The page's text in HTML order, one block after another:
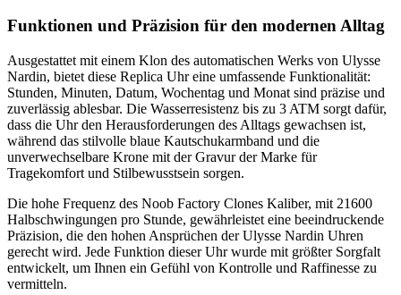
Funktionen und Präzision für den modernen Alltag
Ausgestattet mit einem Klon des automatischen Werks von Ulysse
Nardin, bietet diese Replica Uhr eine umfassende Funktionalität:
Stunden, Minuten, Datum, Wochentag und Monat sind präzise und
zuverlässig ablesbar. Die Wasserresistenz bis zu 3 ATM sorgt dafür,
dass die Uhr den Herausforderungen des Alltags gewachsen ist,
während das stilvolle blaue Kautschukarmband und die
unverwechselbare Krone mit der Gravur der Marke für
Tragekomfort und Stilbewusstsein sorgen.
Die hohe Frequenz des Noob Factory Clones Kaliber, mit 21600
Halbschwingungen pro Stunde, gewährleistet eine beeindruckende
Präzision, die den hohen Ansprüchen der Ulysse Nardin Uhren
gerecht wird. Jede Funktion dieser Uhr wurde mit größter Sorgfalt
entwickelt, um Ihnen ein Gefühl von Kontrolle und Raffinesse zu
vermitteln.